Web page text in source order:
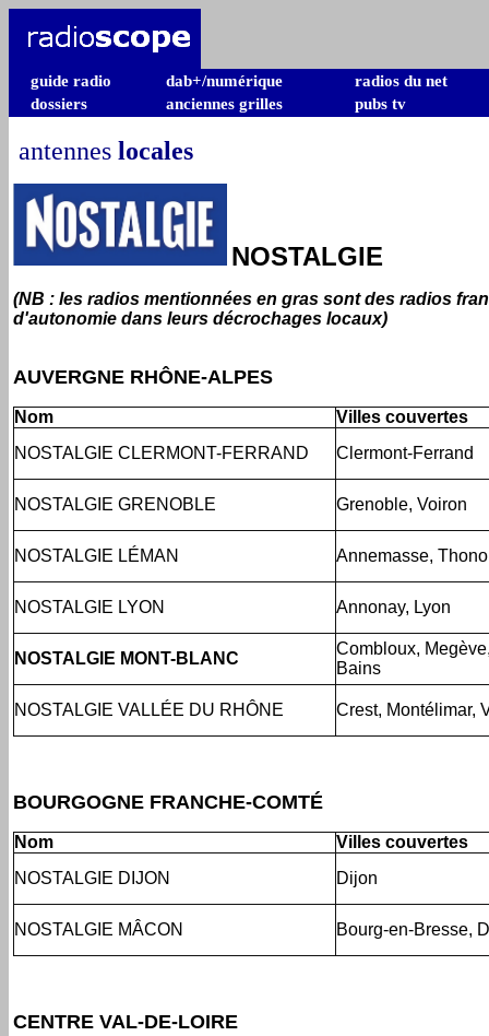
guide radio dab+/numérique
radios du net
dossiers
anciennes grilles pubs tv
antennes locales
NOSTALGIE
(NB : les radios mentionnées en gras sont des radios
d'autonomie dans leurs décrochages locaux)
AUVERGNE RHÔNE-ALPES
Nom
Villes couvertes
NOSTALGIE CLERMONT-FERRAND
Clermont-Ferrand
NOSTALGIE GRENOBLE Grenoble, Voiron
NOSTALGIE LÉMAN Annemasse,
NOSTALGIE LYON Annonay, Lyon
NOSTALGIE MONT-BLANC
Combloux,
Bains
NOSTALGIE VALLÉE DU RHÔNE Crest, Montélimar,
BOURGOGNE FRANCHE-COMTÉ
Nom
Villes couvertes
NOSTALGIE DIJON
Dijon
NOSTALGIE MÂCON Bourg-en-Bresse,
CENTRE VAL-DE-LOIRE